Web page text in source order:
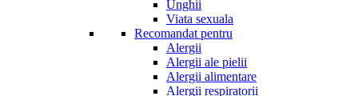
Unghii
Viata sexuala
Recomandat pentru
Alergii
Alergii ale pielii
Alergii alimentare
Alergii respiratorii